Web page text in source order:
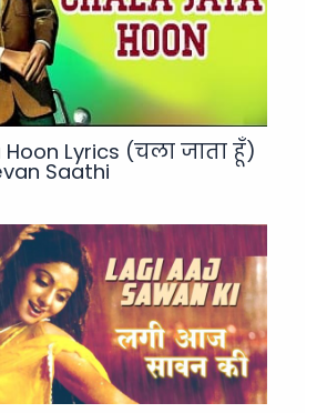
Lyrics (चला जाता हूँ)
Saathi